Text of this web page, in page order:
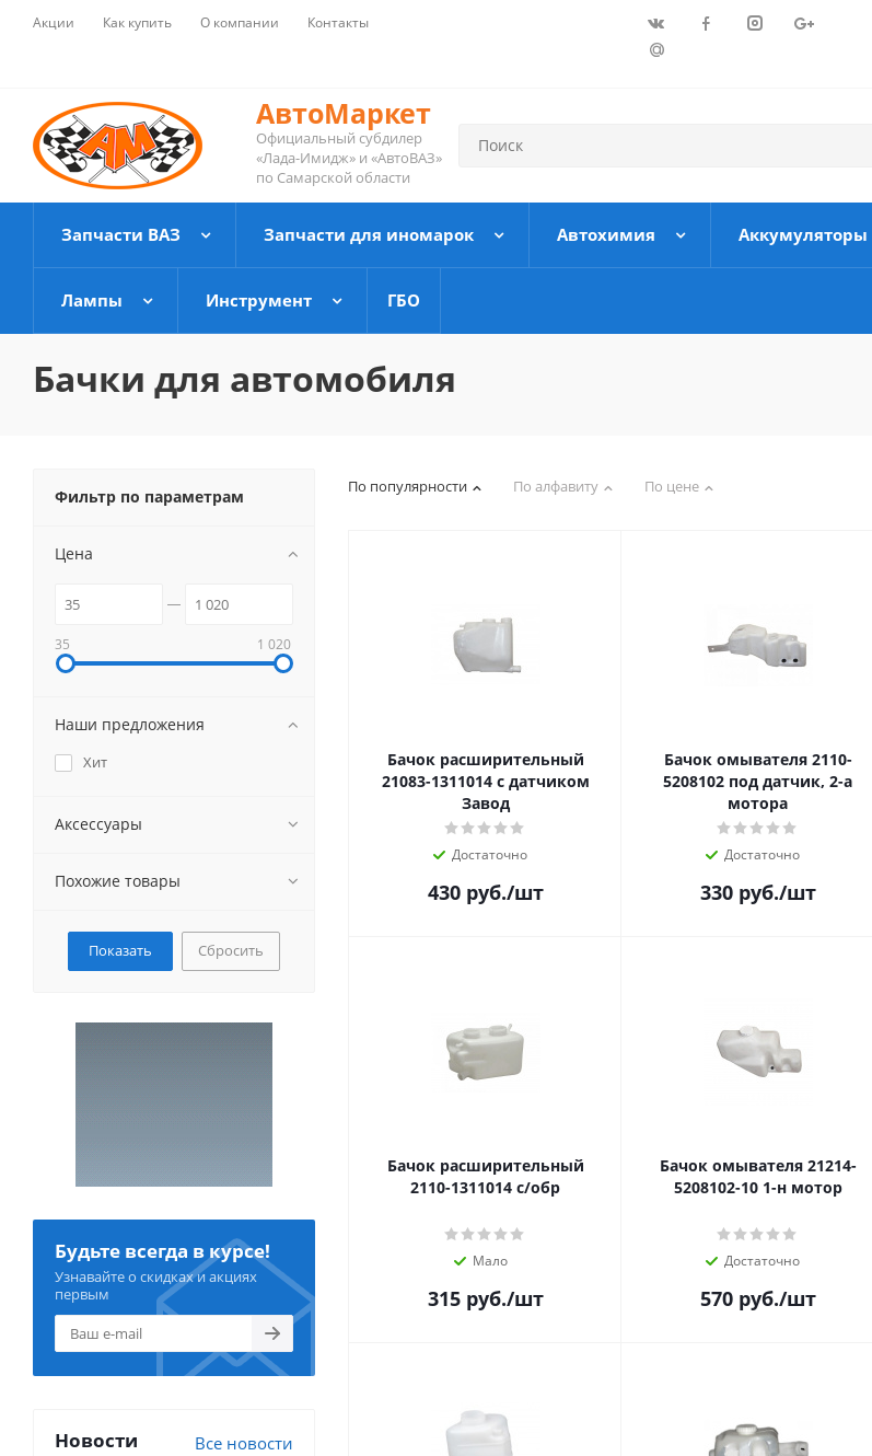
Акции Как купить О компании Контакты
АвтоМаркет
Официальный субдилер
«Лада-Имидж» и «АвтоВАЗ»
по Самарской области
Запчасти ВАЗ Запчасти для иномарок Автохимия Аккумуляторы
Лампы Инструмент ГБО
Бачки для автомобиля
По популярности По алфавиту По цене
Бачок расширительный
21083-1311014 с датчиком
Завод
Достаточно
430руб./шт
Бачок омывателя 2110-
5208102 под датчик, 2-а
мотора
Достаточно
330руб./шт
Бачок расширительный
2110-1311014 с/обр
Мало
315руб./шт
Бачок омывателя 21214-
5208102-10 1-н мотор
Достаточно
570руб./шт
Фильтр по параметрам
Цена
35 1 020
Наши предложения
Хит
Аксессуары
Похожие товары
Сбросить
Будьте всегда в курсе!
Узнавайте о скидках и акциях
первым
Новости Все новости